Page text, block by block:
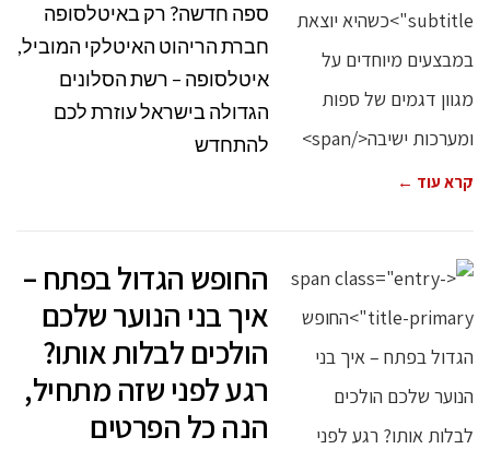
ספה חדשה? רק באיטלסופה
חברת הריהוט האיטלקי המוביל,
איטלסופה – רשת הסלונים
הגדולה בישראל עוזרת לכם
להתחדש
קרא עוד ←
החופש הגדול בפתח –
איך בני הנוער שלכם
הולכים לבלות אותו?
רגע לפני שזה מתחיל,
הנה כל הפרטים